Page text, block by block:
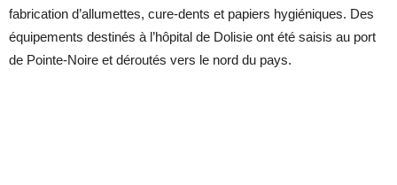
fabrication d’allumettes, cure-dents et papiers hygiéniques. Des
équipements destinés à l’hôpital de Dolisie ont été saisis au port
de Pointe-Noire et déroutés vers le nord du pays.